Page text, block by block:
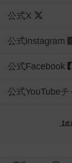
公式X
公式instagram
公式Facebook
公式YouTube
【